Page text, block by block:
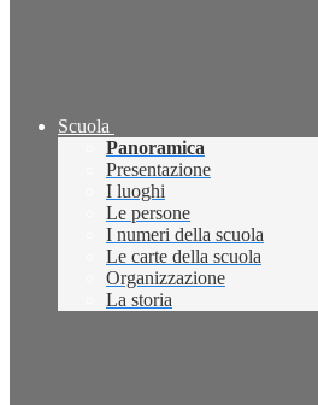
Scuola
Panoramica
Presentazione
I luoghi
Le persone
I numeri della scuola
Le carte della scuola
Organizzazione
La storia